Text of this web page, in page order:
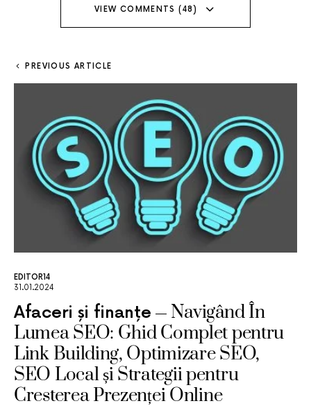
VIEW COMMENTS (48)
PREVIOUS ARTICLE
EDITOR14
31.01.2024
Afaceri și finanțe
Navigând În
Lumea SEO: Ghid Complet pentru
Link Building, Optimizare SEO,
SEO Local și Strategii pentru
Cresterea Prezenței Online